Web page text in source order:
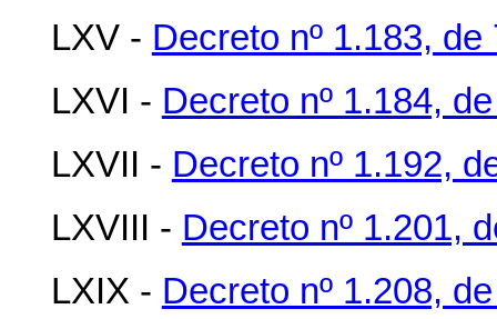
LXV - Decreto nº 1.183,
LXVI - Decreto nº 1.184,
LXVII - Decreto nº 1.192,
LXVIII - Decreto nº 1.201,
LXIX - Decreto nº 1.208,